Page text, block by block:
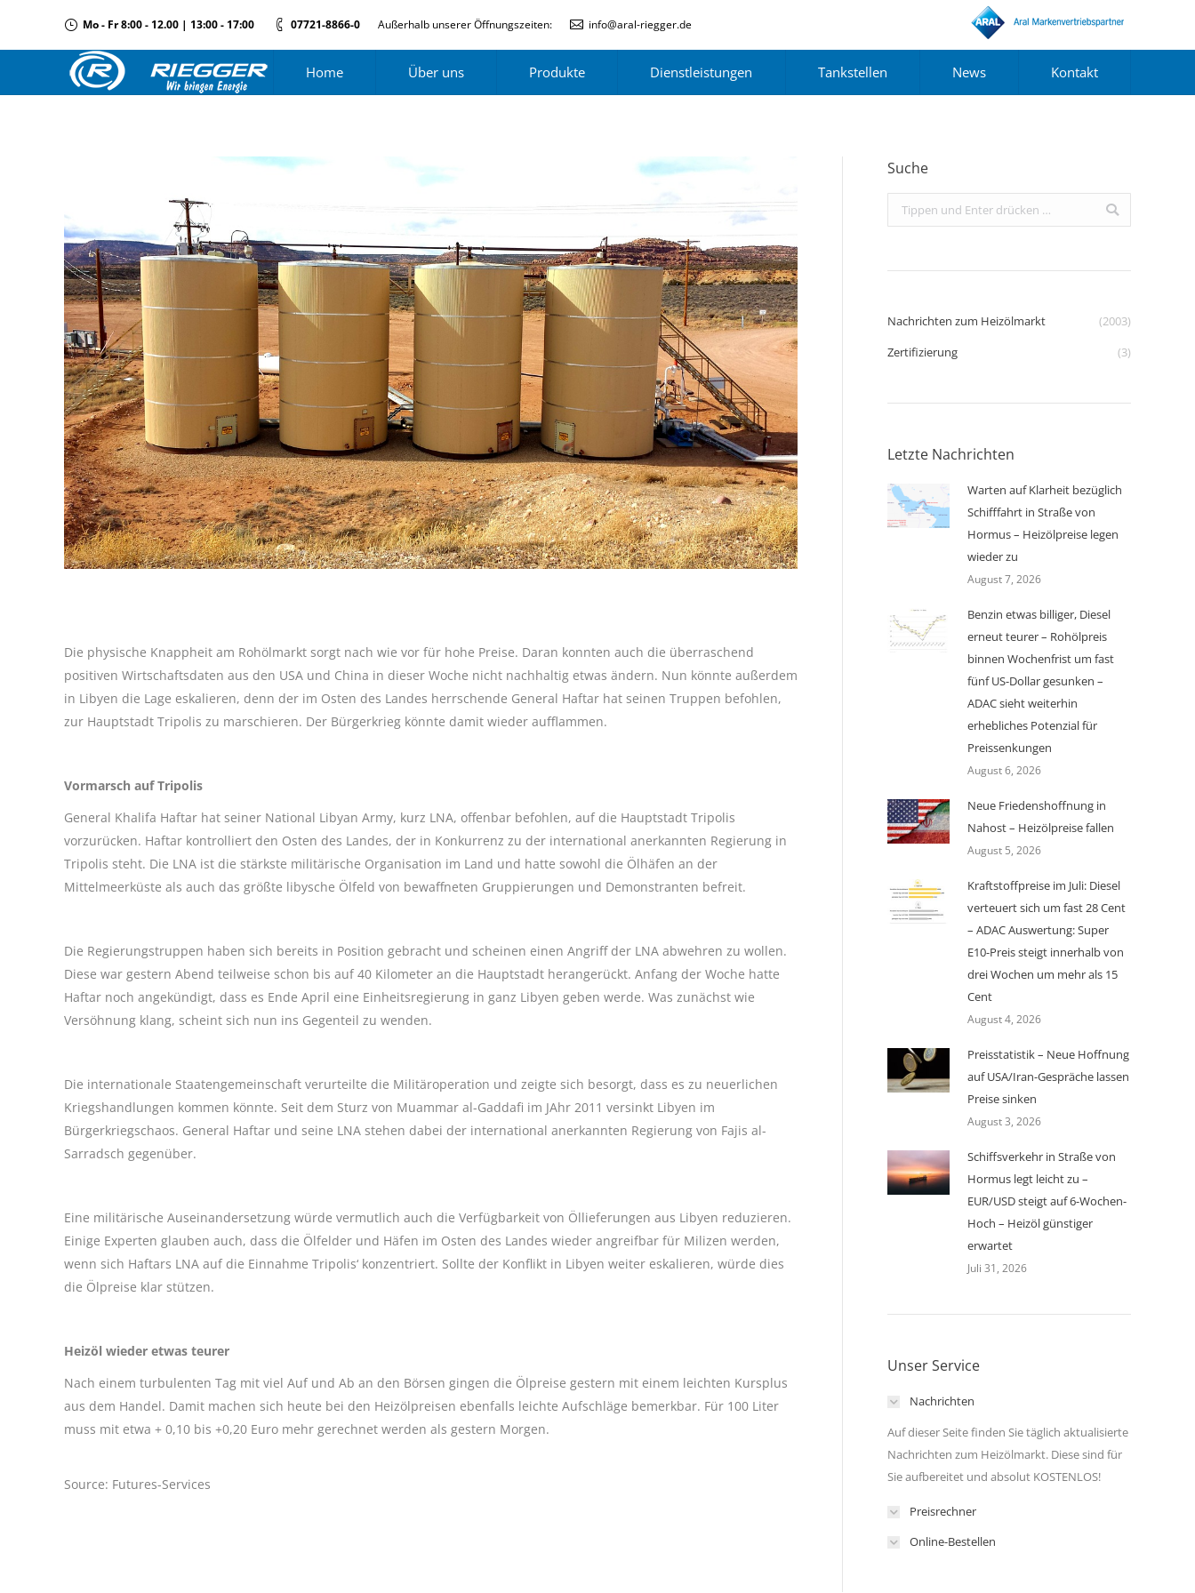
Mo - Fr 8:00 - 12.00 | 13:00 - 17:00 07721-8866-0 Außerhalb unserer Öffnungszeiten: info@aral-riegger.de
Home Über uns Produkte Dienstleistungen Tankstellen News Kontakt
Die physische Knappheit am Rohölmarkt sorgt nach wie vor für hohe Preise. Daran konnten auch die überraschend
positiven Wirtschaftsdaten aus den USA und China in dieser Woche nicht nachhaltig etwas ändern. Nun könnte außerdem
in Libyen die Lage eskalieren, denn der im Osten des Landes herrschende General Haftar hat seinen Truppen befohlen,
zur Hauptstadt Tripolis zu marschieren. Der Bürgerkrieg könnte damit wieder aufflammen.
Vormarsch auf Tripolis
General Khalifa Haftar hat seiner National Libyan Army, kurz LNA, offenbar befohlen, auf die Hauptstadt Tripolis
vorzurücken. Haftar kontrolliert den Osten des Landes, der in Konkurrenz zu der international anerkannten Regierung in
Tripolis steht. Die LNA ist die stärkste militärische Organisation im Land und hatte sowohl die Ölhäfen an der
Mittelmeerküste als auch das größte libysche Ölfeld von bewaffneten Gruppierungen und Demonstranten befreit.
Die Regierungstruppen haben sich bereits in Position gebracht und scheinen einen Angriff der LNA abwehren zu wollen.
Diese war gestern Abend teilweise schon bis auf 40 Kilometer an die Hauptstadt herangerückt. Anfang der Woche hatte
Haftar noch angekündigt, dass es Ende April eine Einheitsregierung in ganz Libyen geben werde. Was zunächst wie
Versöhnung klang, scheint sich nun ins Gegenteil zu wenden.
Die internationale Staatengemeinschaft verurteilte die Militäroperation und zeigte sich besorgt, dass es zu neuerlichen
Kriegshandlungen kommen könnte. Seit dem Sturz von Muammar al-Gaddafi im JAhr 2011 versinkt Libyen im
Bürgerkriegschaos. General Haftar und seine LNA stehen dabei der international anerkannten Regierung von Fajis al-
Sarradsch gegenüber.
Eine militärische Auseinandersetzung würde vermutlich auch die Verfügbarkeit von Öllieferungen aus Libyen reduzieren.
Einige Experten glauben auch, dass die Ölfelder und Häfen im Osten des Landes wieder angreifbar für Milizen werden,
wenn sich Haftars LNA auf die Einnahme Tripolis‘ konzentriert. Sollte der Konflikt in Libyen weiter eskalieren, würde dies
die Ölpreise klar stützen.
Heizöl wieder etwas teurer
Nach einem turbulenten Tag mit viel Auf und Ab an den Börsen gingen die Ölpreise gestern mit einem leichten Kursplus
aus dem Handel. Damit machen sich heute bei den Heizölpreisen ebenfalls leichte Aufschläge bemerkbar. Für 100 Liter
muss mit etwa + 0,10 bis +0,20 Euro mehr gerechnet werden als gestern Morgen.
Source: Futures-Services
Suche
Search:
Nachrichten zum Heizölmarkt
(2003)
Zertifizierung
(3)
Letzte Nachrichten
Warten auf Klarheit bezüglich
Schifffahrt in Straße von
Hormus – Heizölpreise legen
wieder zu
August 7, 2026
Benzin etwas billiger, Diesel
erneut teurer – Rohölpreis
binnen Wochenfrist um fast
fünf US-Dollar gesunken –
ADAC sieht weiterhin
erhebliches Potenzial für
Preissenkungen
August 6, 2026
Neue Friedenshoffnung in
Nahost – Heizölpreise fallen
August 5, 2026
Kraftstoffpreise im Juli: Diesel
verteuert sich um fast 28 Cent
– ADAC Auswertung: Super
E10-Preis steigt innerhalb von
drei Wochen um mehr als 15
Cent
August 4, 2026
Preisstatistik – Neue Hoffnung
auf USA/Iran-Gespräche lassen
Preise sinken
August 3, 2026
Schiffsverkehr in Straße von
Hormus legt leicht zu –
EUR/USD steigt auf 6-Wochen-
Hoch – Heizöl günstiger
erwartet
Juli 31, 2026
Unser Service
Nachrichten
Auf dieser Seite finden Sie täglich aktualisierte
Nachrichten zum Heizölmarkt. Diese sind für
Sie aufbereitet und absolut KOSTENLOS!
Preisrechner
Online-Bestellen